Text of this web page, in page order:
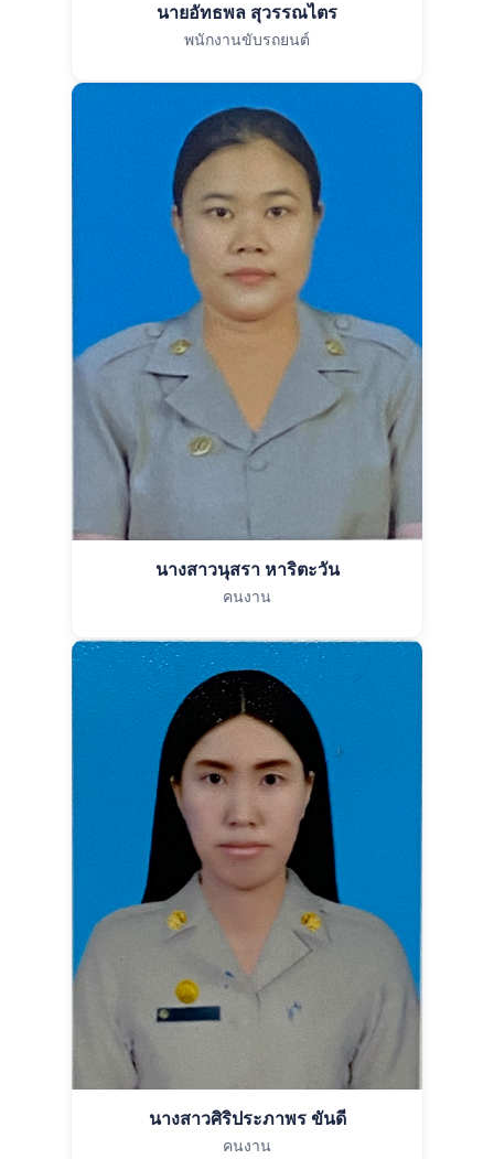
นายอัทธพล สุวรรณไตร
พนักงานขับรถยนต์
นางสาวนุสรา หาริตะวัน
คนงาน
นางสาวศิริประภาพร ขันดี
คนงาน